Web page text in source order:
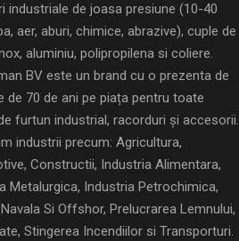
industriale de joasa presiune (10-40
aer, aburi, chimice, abrazive), cuple de
aluminiu, polipropilena si coliere.
BV este un brand cu o prezenta de
de 70 de ani pe piața pentru toate
furtun industrial, racorduri și accesorii.
industrii precum: Agricultura,
Constructii, Industria Alimentara,
Metalurgica, Industria Petrochimica,
Si Offshor, Prelucrarea Lemnului,
Stingerea Incendiilor si Transporturi.